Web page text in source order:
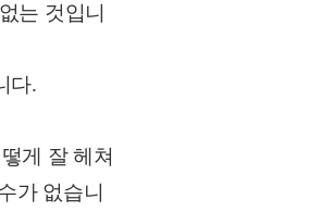
는 것입니
다.
게 잘 헤쳐
가 없습니